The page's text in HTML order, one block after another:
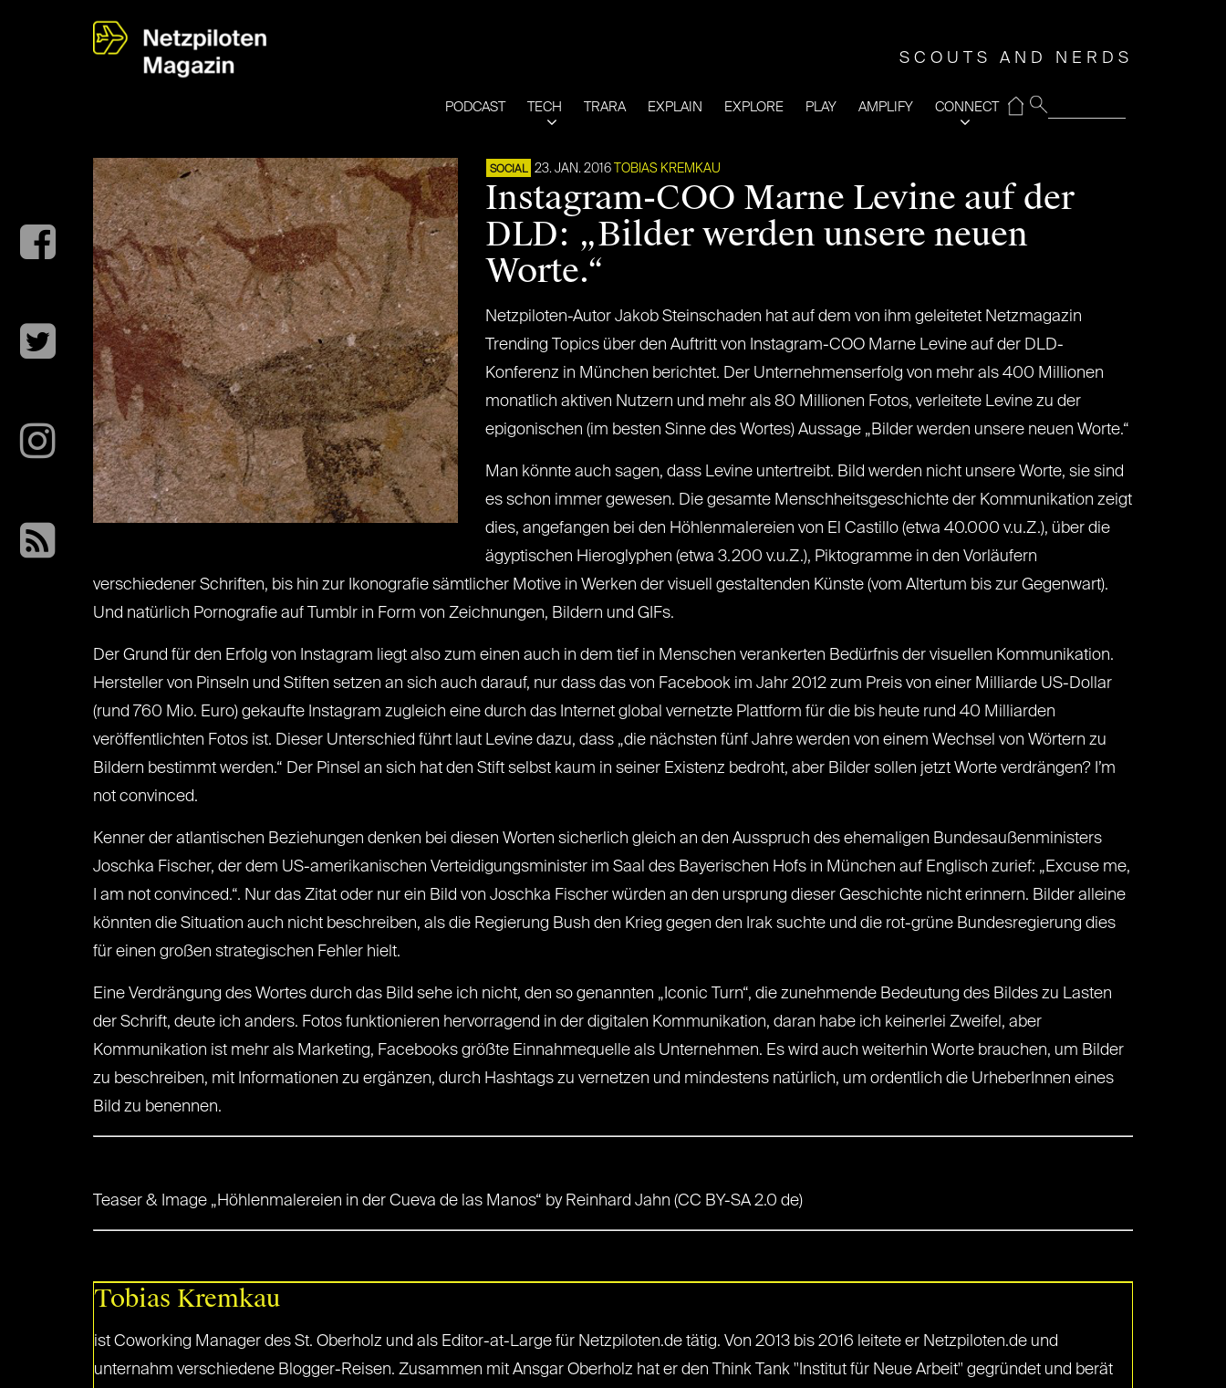
SCOUTS AND NERDS
PODCAST TECH TRARA EXPLAIN EXPLORE PLAY AMPLIFY CONNECT
⌂
SOCIAL 23. JAN. 2016 TOBIAS KREMKAU
Instagram-COO Marne Levine auf der
DLD: „Bilder werden unsere neuen
Worte.“
Netzpiloten-Autor Jakob Steinschaden hat auf dem von ihm geleitetet Netzmagazin
Trending Topics über den Auftritt von Instagram-COO Marne Levine auf der DLD-
Konferenz in München berichtet. Der Unternehmenserfolg von mehr als 400 Millionen
monatlich aktiven Nutzern und mehr als 80 Millionen Fotos, verleitete Levine zu der
epigonischen (im besten Sinne des Wortes) Aussage „Bilder werden unsere neuen Worte.“
Man könnte auch sagen, dass Levine untertreibt. Bild werden nicht unsere Worte, sie sind
es schon immer gewesen. Die gesamte Menschheitsgeschichte der Kommunikation zeigt
dies, angefangen bei den Höhlenmalereien von El Castillo (etwa 40.000 v.u.Z.), über die
ägyptischen Hieroglyphen (etwa 3.200 v.u.Z.), Piktogramme in den Vorläufern
verschiedener Schriften, bis hin zur Ikonografie sämtlicher Motive in Werken der visuell gestaltenden Künste (vom Altertum bis zur Gegenwart).
Und natürlich Pornografie auf Tumblr in Form von Zeichnungen, Bildern und GIFs.
Der Grund für den Erfolg von Instagram liegt also zum einen auch in dem tief in Menschen verankerten Bedürfnis der visuellen Kommunikation.
Hersteller von Pinseln und Stiften setzen an sich auch darauf, nur dass das von Facebook im Jahr 2012 zum Preis von einer Milliarde US-Dollar
(rund 760 Mio. Euro) gekaufte Instagram zugleich eine durch das Internet global vernetzte Plattform für die bis heute rund 40 Milliarden
veröffentlichten Fotos ist. Dieser Unterschied führt laut Levine dazu, dass „die nächsten fünf Jahre werden von einem Wechsel von Wörtern zu
Bildern bestimmt werden.“ Der Pinsel an sich hat den Stift selbst kaum in seiner Existenz bedroht, aber Bilder sollen jetzt Worte verdrängen? I’m
not convinced.
Kenner der atlantischen Beziehungen denken bei diesen Worten sicherlich gleich an den Ausspruch des ehemaligen Bundesaußenministers
Joschka Fischer, der dem US-amerikanischen Verteidigungsminister im Saal des Bayerischen Hofs in München auf Englisch zurief: „Excuse me,
I am not convinced.“. Nur das Zitat oder nur ein Bild von Joschka Fischer würden an den ursprung dieser Geschichte nicht erinnern. Bilder alleine
könnten die Situation auch nicht beschreiben, als die Regierung Bush den Krieg gegen den Irak suchte und die rot-grüne Bundesregierung dies
für einen großen strategischen Fehler hielt.
Eine Verdrängung des Wortes durch das Bild sehe ich nicht, den so genannten „Iconic Turn“, die zunehmende Bedeutung des Bildes zu Lasten
der Schrift, deute ich anders. Fotos funktionieren hervorragend in der digitalen Kommunikation, daran habe ich keinerlei Zweifel, aber
Kommunikation ist mehr als Marketing, Facebooks größte Einnahmequelle als Unternehmen. Es wird auch weiterhin Worte brauchen, um Bilder
zu beschreiben, mit Informationen zu ergänzen, durch Hashtags zu vernetzen und mindestens natürlich, um ordentlich die UrheberInnen eines
Bild zu benennen.
Teaser & Image „Höhlenmalereien in der Cueva de las Manos“ by Reinhard Jahn (CC BY-SA 2.0 de)
Tobias Kremkau
ist Coworking Manager des St. Oberholz und als Editor-at-Large für Netzpiloten.de tätig. Von 2013 bis 2016 leitete er Netzpiloten.de und
unternahm verschiedene Blogger-Reisen. Zusammen mit Ansgar Oberholz hat er den Think Tank "Institut für Neue Arbeit" gegründet und berät